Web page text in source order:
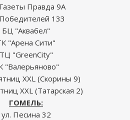
Правда 9А
133
БЦ "Аквабел"
"Арена Сити"
ТЦ "GreenCity"
"Валерьяново"
XXL (Скорины 9)
XXL (Татарская 2)
ГОМЕЛЬ:
ул. Песина 32